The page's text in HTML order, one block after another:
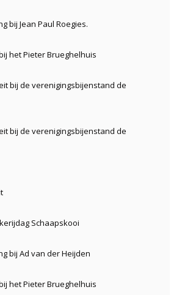
bij Jean Paul Roegies.
het Pieter Brueghelhuis
bij de verenigingsbijenstand de
bij de verenigingsbijenstand de
Schaapskooi
bij Ad van der Heijden
het Pieter Brueghelhuis